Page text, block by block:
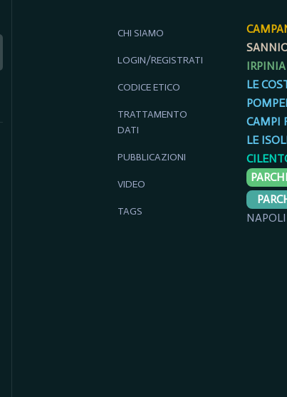
CHI SIAMO
LOGIN/REGISTRATI
CODICE ETICO
TRATTAMENTO
DATI
PUBBLICAZIONI
VIDEO
TAGS
IRPINIA
LE
CAMPI
LE
NAPOLI